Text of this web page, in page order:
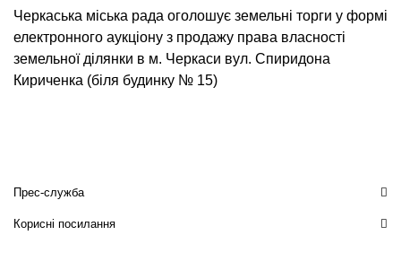
Черкаська міська рада оголошує земельні торги у формі
електронного аукціону з продажу права власності
земельної ділянки в м. Черкаси вул. Спиридона
Кириченка (біля будинку № 15)
Прес-служба
Корисні посилання